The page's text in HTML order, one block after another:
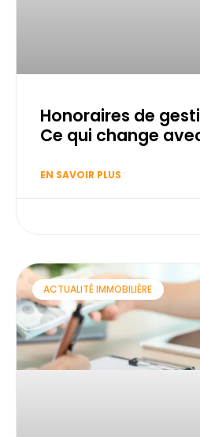
Honoraires de
Ce qui change
EN SAVOIR PLUS
ACTUALITÉ IMMOBILIÈRE